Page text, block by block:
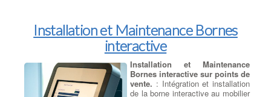
Installation et Maintenance Bornes
interactive
Installation et Maintenance
Bornes interactive sur points de
vente. : Intégration et installation
de la borne interactive au mobilier